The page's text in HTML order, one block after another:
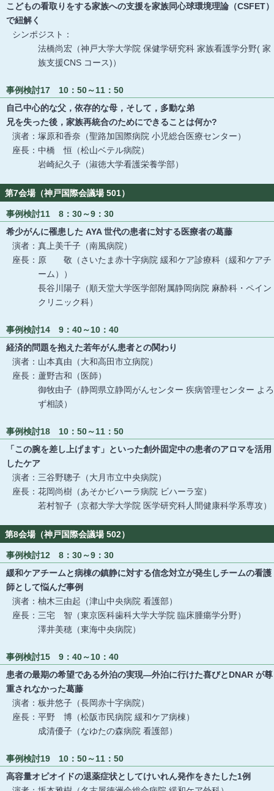
こどもの看取りをする家族への支援を家族同心球環境理論（CSFET）
で紐解く
シンポジスト：
法橋尚宏（神戸大学大学院 保健学研究科 家族看護学分野( 家
族支援CNS コース)）
事例検討17 10：50～11：50
自己中心的な父，依存的な母，そして，多動な弟
兄を失った後，家族再統合のためにできることは何か?
演者：塚原和香奈（聖路加国際病院 小児総合医療センター）
座長：中橋 恒（松山ベテル病院）
岩崎紀久子（淑徳大学看護栄養学部）
第7会場（神戸国際会議場 501）
事例検討11 8：30～9：30
希少がんに罹患した AYA 世代の患者に対する医療者の葛藤
演者：真上美千子（南風病院）
座長：原 敬（さいたま赤十字病院 緩和ケア診療科（緩和ケアチ
ーム））
長谷川陽子（順天堂大学医学部附属静岡病院 麻酔科・ペイン
クリニック科）
事例検討14 9：40～10：40
経済的問題を抱えた若年がん患者との関わり
演者：山本真由（大和高田市立病院）
座長：蘆野吉和（医師）
御牧由子（静岡県立静岡がんセンター 疾病管理センター よろ
ず相談）
事例検討18 10：50～11：50
「この腕を差し上げます」といった創外固定中の患者のアロマを活用
したケア
演者：三谷野聰子（大月市立中央病院）
座長：花岡尚樹（あそかビハーラ病院 ビハーラ室）
若村智子（京都大学大学院 医学研究科人間健康科学系専攻）
第8会場（神戸国際会議場 502）
事例検討12 8：30～9：30
緩和ケアチームと病棟の鎮静に対する信念対立が発生しチームの看護
師として悩んだ事例
演者：柚木三由起（津山中央病院 看護部）
座長：三宅 智（東京医科歯科大学大学院 臨床腫瘍学分野）
澤井美穂（東海中央病院）
事例検討15 9：40～10：40
患者の最期の希望である外泊の実現―外泊に行けた喜びとDNAR が尊
重されなかった葛藤
演者：板井悠子（長岡赤十字病院）
座長：平野 博（松阪市民病院 緩和ケア病棟）
成清優子（なゆたの森病院 看護部）
事例検討19 10：50～11：50
高容量オピオイドの退薬症状としてけいれん発作をきたした1例